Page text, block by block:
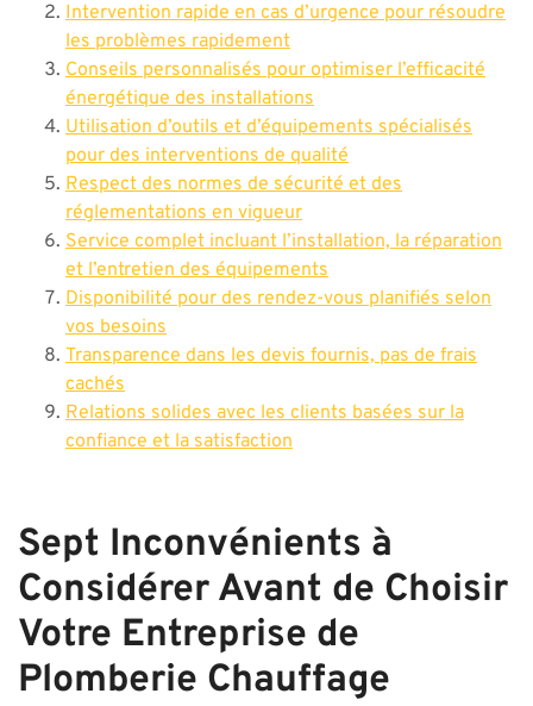
Intervention rapide en cas d’urgence pour résoudre
les problèmes rapidement
Conseils personnalisés pour optimiser l’efficacité
énergétique des installations
Utilisation d’outils et d’équipements spécialisés
pour des interventions de qualité
Respect des normes de sécurité et des
réglementations en vigueur
Service complet incluant l’installation, la réparation
et l’entretien des équipements
Disponibilité pour des rendez-vous planifiés selon
vos besoins
Transparence dans les devis fournis, pas de frais
cachés
Relations solides avec les clients basées sur la
confiance et la satisfaction
Sept Inconvénients à
Considérer Avant de Choisir
Votre Entreprise de
Plomberie Chauffage